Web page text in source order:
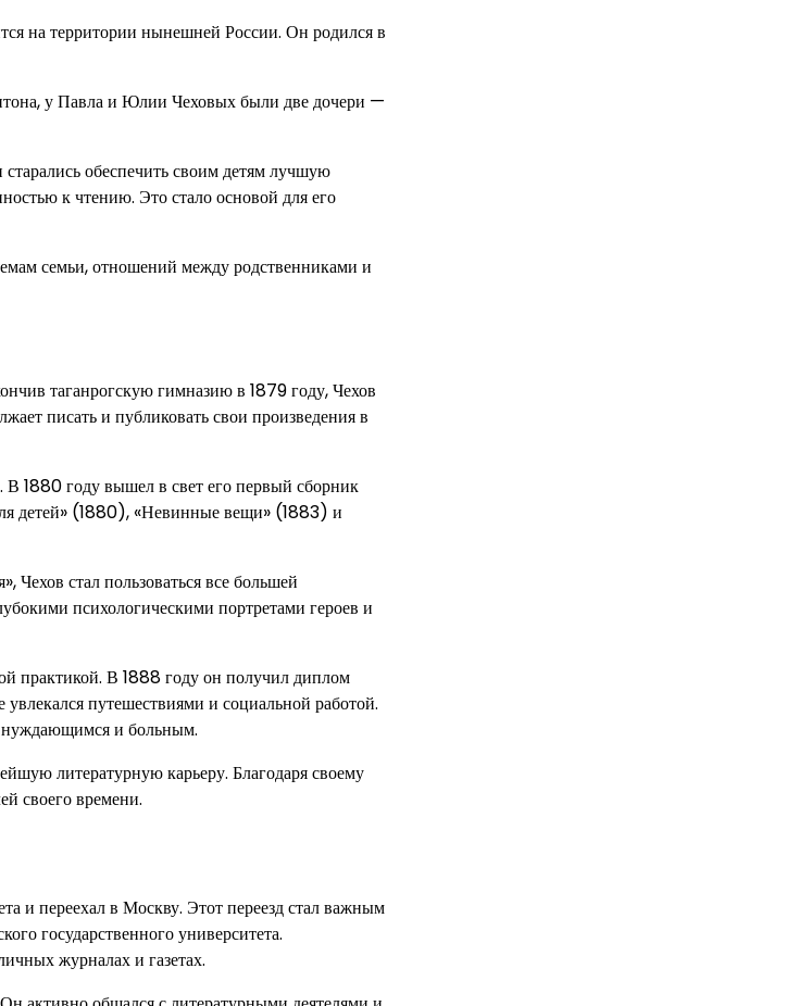
на территории нынешней России. Он родился в
у Павла и Юлии Чеховых были две дочери —
обеспечить своим детям лучшую
к чтению. Это стало основой для его
семьи, отношений между родственниками и
таганрогскую гимназию в 1879 году, Чехов
писать и публиковать свои произведения в
1880 году вышел в свет его первый сборник
детей» (1880), «Невинные вещи» (1883) и
стал пользоваться все большей
психологическими портретами героев и
практикой. В 1888 году он получил диплом
путешествиями и социальной работой.
нуждающимся и больным.
литературную карьеру. Благодаря своему
своего времени.
и переехал в Москву. Этот переезд стал важным
государственного университета.
журналах и газетах.